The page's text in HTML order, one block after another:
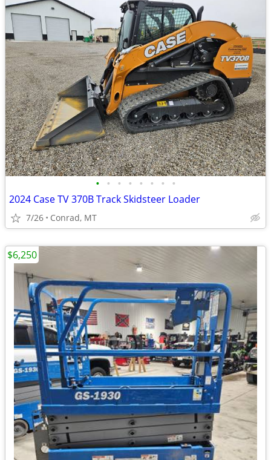
• • • • • • • •
2024 Case TV 370B Track Skidsteer Loader
7/26 Conrad, MT
$6,250